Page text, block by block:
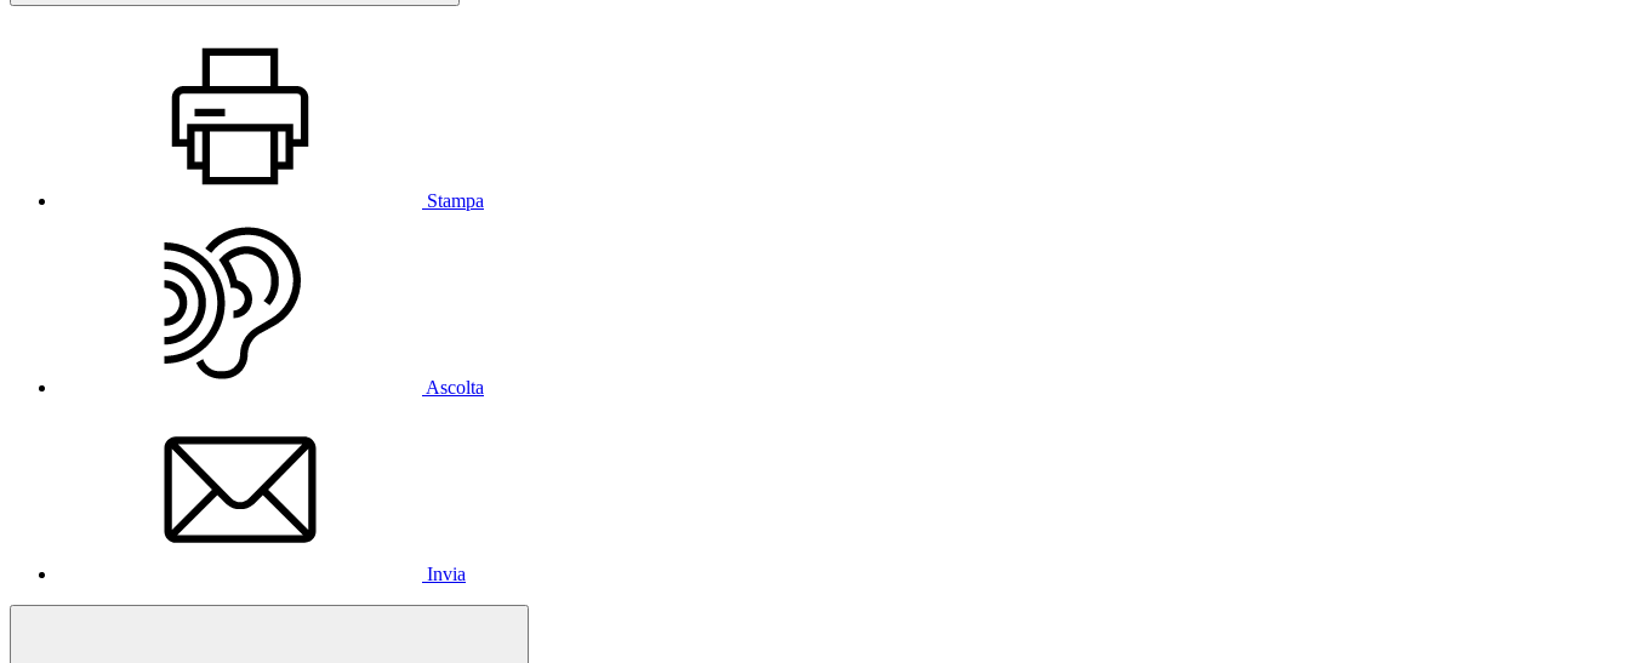
Stampa
Ascolta
Invia